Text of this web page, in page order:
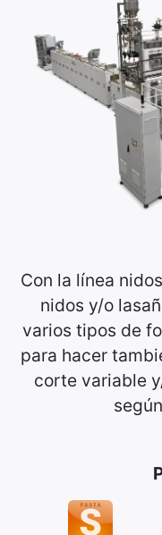
Con la línea
nidos y/o
varios tipos de
para hacer
corte variable